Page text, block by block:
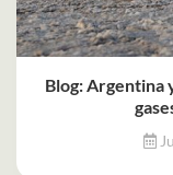
Blog: Argentina